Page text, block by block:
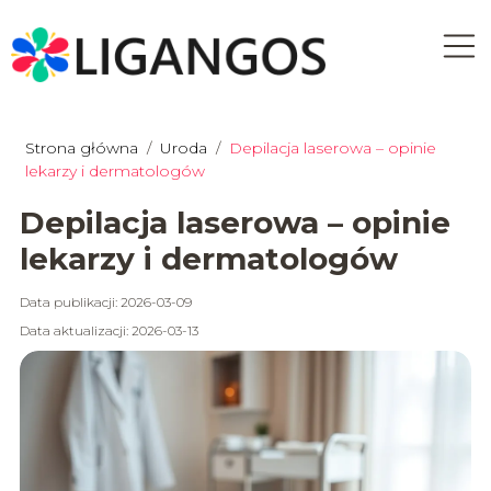
Strona główna / Uroda / Depilacja laserowa – opinie
lekarzy i dermatologów
Depilacja laserowa – opinie
lekarzy i dermatologów
Data publikacji: 2026-03-09
Data aktualizacji: 2026-03-13